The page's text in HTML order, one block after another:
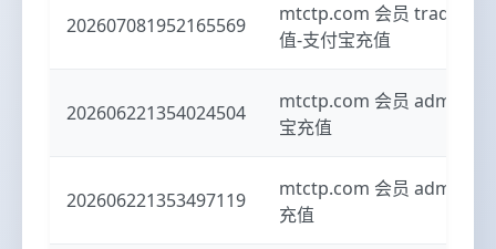
202607081952165569
mtctp.com 会员
值-支付宝充值
202606221354024504
mtctp.com 会员 admin：
宝充值
202606221353497119
mtctp.com 会员 admin：
充值